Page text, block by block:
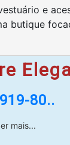
e
butique
80..
mais...